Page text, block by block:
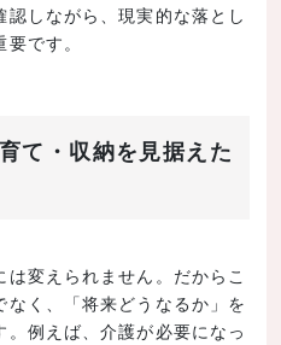
しながら、現実的な落とし
です。
て・収納を見据えた
変えられません。だからこ
く、「将来どうなるか」を
例えば、介護が必要になっ